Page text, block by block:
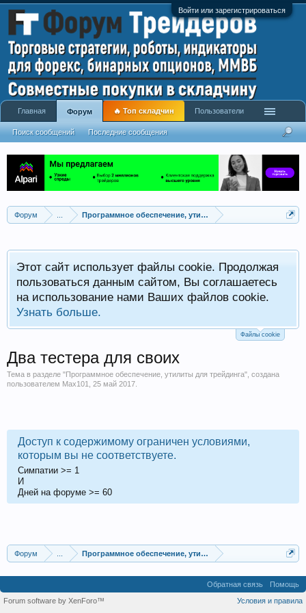
Войти или зарегистрироваться
Форум Программное обеспечение, утилиты для трейдинга
Этот сайт использует файлы cookie. Продолжая
пользоваться данным сайтом, Вы соглашаетесь
на использование нами Ваших файлов cookie.
Узнать больше.
Файлы cookie
Два тестера для своих
Тема в разделе "Программное обеспечение, утилиты для трейдинга", создана
пользователем Max101 25 май 2017
Доступ к содержимому ограничен условиями,
которым вы не соответствуете.
Симпатии >= 1
И
Дней на форуме >= 60
Форум Программное обеспечение, утилиты для трейдинга
Главная Форум
Поиск сообщений Последние сообщения
🔥 Топ складчин Пользователи
Обратная связь
Помощь
Условия и правила
Forum software by XenForo™